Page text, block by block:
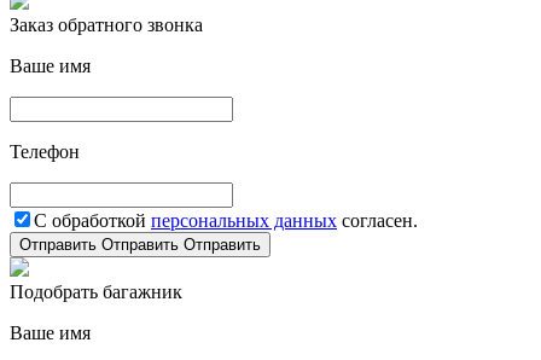
Заказ обратного звонка
Ваше имя
Телефон
С обработкой персональных данных согласен.
Отправить Отправить Отправить
Подобрать багажник
Ваше имя